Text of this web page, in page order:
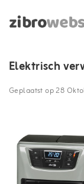
Elektrisch
Geplaatst op28